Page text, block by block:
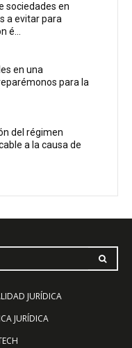
sociedades en
a evitar para
é...
en una
para la
del régimen
a la causa de
JURÍDICA
JURÍDICA